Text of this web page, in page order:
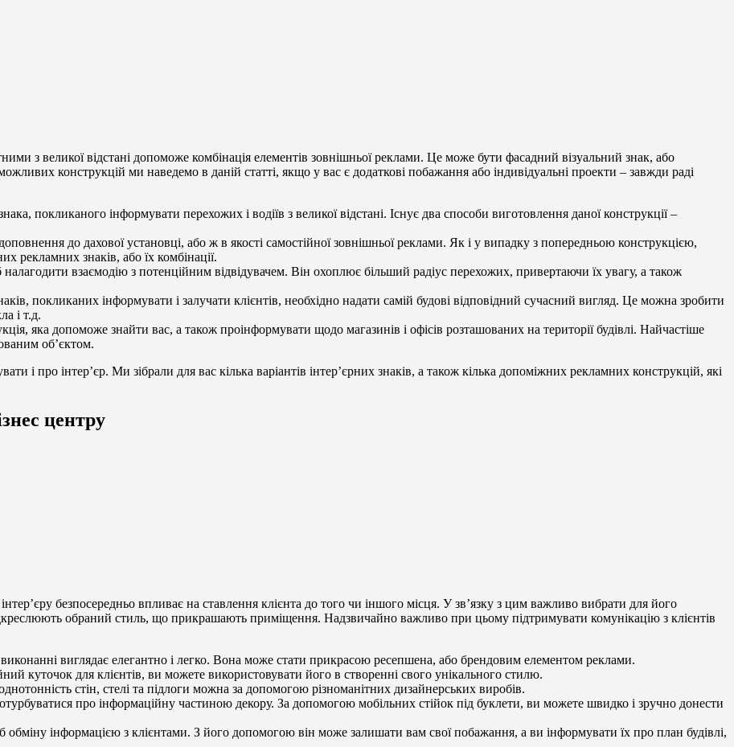
з великої відстані допоможе комбінація елементів зовнішньої реклами. Це може бути фасадний візуальний знак, або
конструкцій ми наведемо в даній статті, якщо у вас є додаткові побажання або індивідуальні проекти – завжди раді
покликаного інформувати перехожих і водіїв з великої відстані. Існує два способи виготовлення даної конструкції –
до дахової установці, або ж в якості самостійної зовнішньої реклами. Як і у випадку з попередньою конструкцією,
рекламних знаків, або їх комбінації.
налагодити взаємодію з потенційним відвідувачем. Він охоплює більший радіус перехожих, привертаючи їх увагу, а також
покликаних інформувати і залучати клієнтів, необхідно надати самій будові відповідний сучасний вигляд. Це можна зробити
і т.д.
яка допоможе знайти вас, а також проінформувати щодо магазинів і офісів розташованих на території будівлі. Найчастіше
об’єктом.
і про інтер’єр. Ми зібрали для вас кілька варіантів інтер’єрних знаків, а також кілька допоміжних рекламних конструкцій, які
центру
безпосередньо впливає на ставлення клієнта до того чи іншого місця. У зв’язку з цим важливо вибрати для його
обраний стиль, що прикрашають приміщення. Надзвичайно важливо при цьому підтримувати комунікацію з клієнтів
виконанні виглядає елегантно і легко. Вона може стати прикрасою ресепшена, або брендовим елементом реклами.
куточок для клієнтів, ви можете використовувати його в створенні свого унікального стилю.
стін, стелі та підлоги можна за допомогою різноманітних дизайнерських виробів.
про інформаційну частиною декору. За допомогою мобільних стійок під буклети, ви можете швидко і зручно донести
обміну інформацією з клієнтами. З його допомогою він може залишати вам свої побажання, а ви інформувати їх про план будівлі,